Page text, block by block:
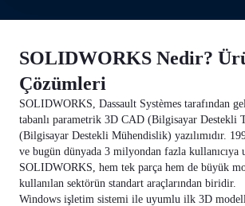
SOLIDWORKS Nedir?
Çözümleri
SOLIDWORKS, Dassault Systèmes tarafından
tabanlı parametrik 3D CAD (Bilgisayar Destekli
(Bilgisayar Destekli Mühendislik) yazılımıdır.
ve bugün dünyada 3 milyondan fazla kullanıcıya
SOLIDWORKS, hem tek parça hem de büyük
kullanılan sektörün standart araçlarından biridir.
Windows işletim sistemi ile uyumlu ilk 3D